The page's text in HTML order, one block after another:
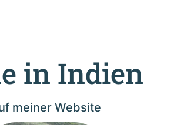
in Indien
meiner Website